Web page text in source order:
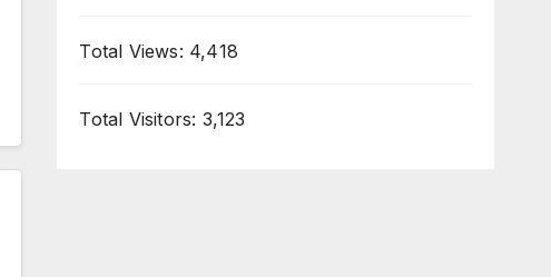
Total Views: 4,418
Total Visitors: 3,123